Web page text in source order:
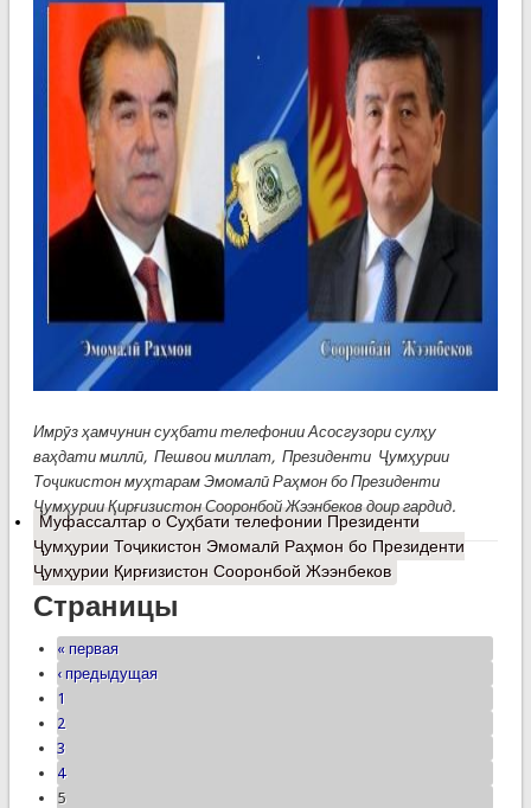
Имрӯз ҳамчунин суҳбати телефонии Асосгузори сулҳу
ваҳдати миллӣ, Пешвои миллат, Президенти Ҷумҳурии
Тоҷикистон муҳтарам Эмомалӣ Раҳмон бо Президенти
Ҷумҳурии Қирғизистон Сооронбой Жээнбеков доир гардид.
Муфассалтаро Суҳбати телефонии Президенти
Ҷумҳурии Тоҷикистон Эмомалӣ Раҳмон бо Президенти
Ҷумҳурии Қирғизистон Сооронбой Жээнбеков
Страницы
« первая
‹ предыдущая
1
2
3
4
5